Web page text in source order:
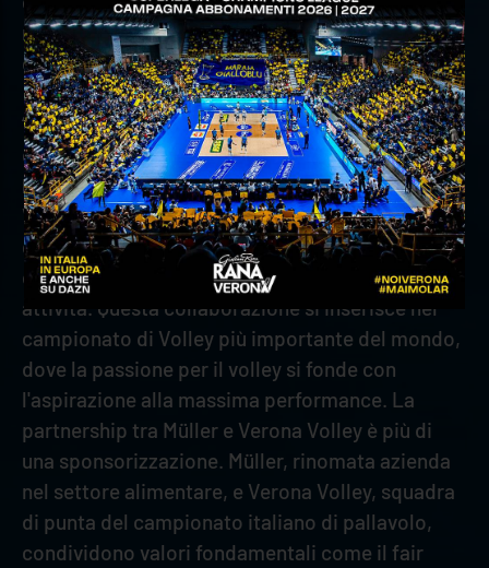
ripongono in noi. È un passo importante che ci
dà ulteriore slancio, dentro e fuori dal campo”.
“Siamo orgogliosi di sostenere Verona Volley” –
dichiaraSergio Attisani, Managing Director
Müller Italia– “perché la partnership tra Müller e
Verona Volley rappresenta l'unione di due realtà
che condividono un forte impegno verso i valori
dello sport e l'eccellenza nel proprio campo di
attività. Questa collaborazione si inserisce nel
campionato di Volley più importante del mondo,
dove la passione per il volley si fonde con
l'aspirazione alla massima performance. La
partnership tra Müller e Verona Volley è più di
una sponsorizzazione. Müller, rinomata azienda
nel settore alimentare, e Verona Volley, squadra
di punta del campionato italiano di pallavolo,
condividono valori fondamentali come il fair